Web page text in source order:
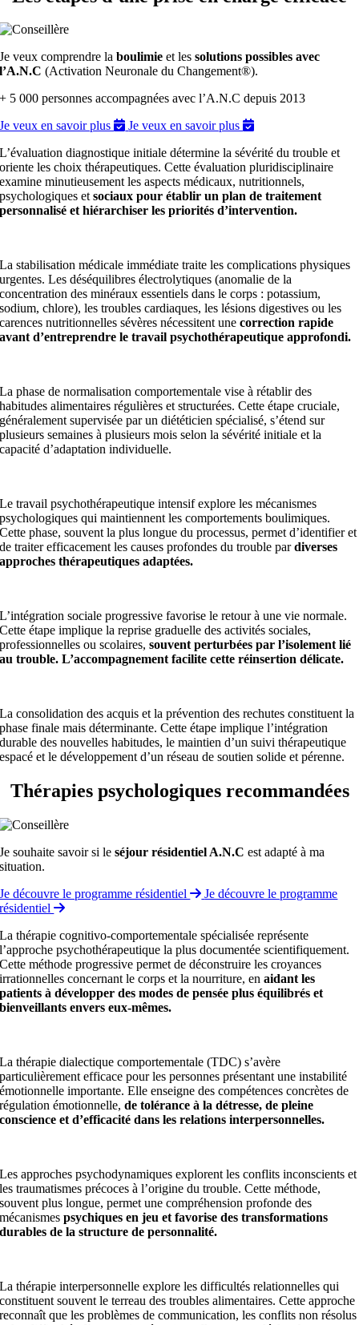
Je veux comprendre laboulimie et lessolutions possibles avec
l’A.N.C (Activation Neuronale du Changement®).
+ 5 000 personnes accompagnées avec l’A.N.C depuis 2013
Je veux en savoir plus
Je veux en savoir plus
L’évaluation diagnostique initiale détermine la sévérité du trouble et
oriente les choix thérapeutiques. Cette évaluation pluridisciplinaire
examine minutieusement les aspects médicaux, nutritionnels,
psychologiques etsociaux pour établir un plan de traitement
personnalisé et hiérarchiser les priorités d’intervention.
La stabilisation médicale immédiate traite les complications physiques
urgentes. Les déséquilibres électrolytiques (anomalie de la
concentration des minéraux essentiels dans le corps : potassium,
sodium, chlore), les troubles cardiaques, les lésions digestives ou les
carences nutritionnelles sévères nécessitent unecorrection rapide
avant d’entreprendre le travail psychothérapeutique approfondi.
La phase de normalisation comportementale vise à rétablir des
habitudes alimentaires régulières et structurées. Cette étape cruciale,
généralement supervisée par un diététicien spécialisé, s’étend sur
plusieurs semaines à plusieurs mois selon la sévérité initiale et la
capacité d’adaptation individuelle.
Le travail psychothérapeutique intensif explore les mécanismes
psychologiques qui maintiennent les comportements boulimiques.
Cette phase, souvent la plus longue du processus, permet d’identifier et
de traiter efficacement les causes profondes du trouble pardiverses
approches thérapeutiques adaptées.
L’intégration sociale progressive favorise le retour à une vie normale.
Cette étape implique la reprise graduelle des activités sociales,
professionnelles ou scolaires,souvent perturbées par l’isolement lié
au trouble. L’accompagnement facilite cette réinsertion délicate.
La consolidation des acquis et la prévention des rechutes constituent la
phase finale mais déterminante. Cette étape implique l’intégration
durable des nouvelles habitudes, le maintien d’un suivi thérapeutique
espacé et le développement d’un réseau de soutien solide et pérenne.
Thérapies psychologiques recommandées
Je souhaite savoir si leséjour résidentiel A.N.C est adapté à ma
situation.
Je découvre le programme résidentiel
Je découvre le programme
résidentiel
La thérapie cognitivo-comportementale spécialisée représente
l’approche psychothérapeutique la plus documentée scientifiquement.
Cette méthode progressive permet de déconstruire les croyances
irrationnelles concernant le corps et la nourriture, enaidant les
patients à développer des modes de pensée plus équilibrés et
bienveillants envers eux-mêmes.
La thérapie dialectique comportementale (TDC) s’avère
particulièrement efficace pour les personnes présentant une instabilité
émotionnelle importante. Elle enseigne des compétences concrètes de
régulation émotionnelle,de tolérance à la détresse, de pleine
conscience et d’efficacité dans les relations interpersonnelles.
Les approches psychodynamiques explorent les conflits inconscients et
les traumatismes précoces à l’origine du trouble. Cette méthode,
souvent plus longue, permet une compréhension profonde des
mécanismespsychiques en jeu et favorise des transformations
durables de la structure de personnalité.
La thérapie interpersonnelle explore les difficultés relationnelles qui
constituent souvent le terreau des troubles alimentaires. Cette approche
reconnaît que les problèmes de communication, les conflits non résolus